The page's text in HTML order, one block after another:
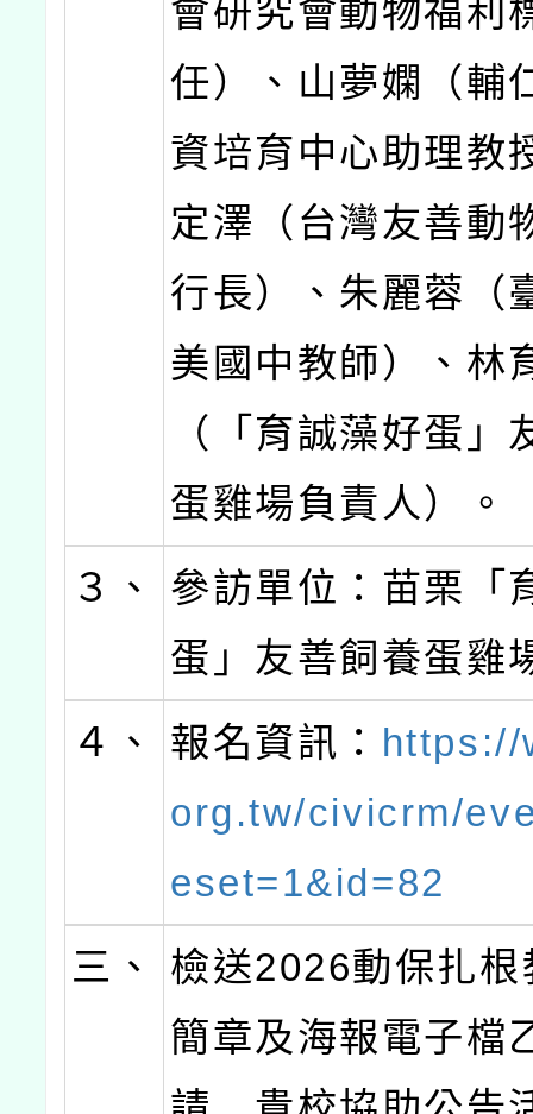
會研究會動物福利
任）、山夢嫻（輔
資培育中心助理教
定澤（台灣友善動
行長）、朱麗蓉（
美國中教師）、林
（「育誠藻好蛋」
蛋雞場負責人）。
３、
參訪單位：苗栗「
蛋」友善飼養蛋雞
４、
報名資訊： https://
org.tw/civicrm/
eset=1&id=82
三、
檢送2026動保扎根
簡章及海報電子檔